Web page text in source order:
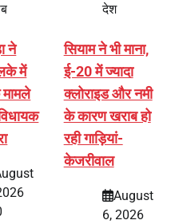
ने
में
मामले
देश
सियाम ने भी माना,
ई-20 में ज्यादा
क्लोराइड और नमी
के कारण खराब हो
रही गाड़ियां-
केजरीवाल
August
6, 2026